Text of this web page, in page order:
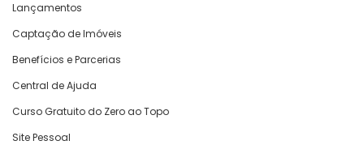
Lançamentos
Captação de Imóveis
Benefícios e Parcerias
Central de Ajuda
Curso Gratuito do Zero ao Topo
Site Pessoal